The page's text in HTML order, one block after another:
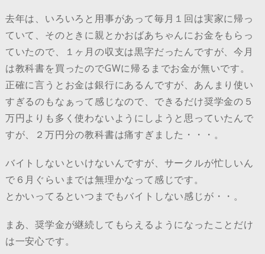
去年は、いろいろと用事があって毎月１回は実家に帰っ
ていて、そのときに親とかおばあちゃんにお金をもらっ
ていたので、１ヶ月の収支は黒字だったんですが、今月
は教科書を買ったのでGWに帰るまでお金が無いです。
正確に言うとお金は銀行にあるんですが、あんまり使い
すぎるのもなぁって感じなので、できるだけ奨学金の５
万円よりも多く使わないようにしようと思っていたんで
すが、２万円分の教科書は痛すぎました・・・。
バイトしないといけないんですが、サークルが忙しいん
で６月ぐらいまでは無理かなって感じです。
とかいってるといつまでもバイトしない感じが・・。
まあ、奨学金が継続してもらえるようになったことだけ
は一安心です。